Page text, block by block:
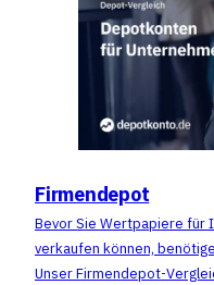
Firmendepot
Bevor Sie Wertpapiere für
verkaufen können,
Unser Firmendepot-